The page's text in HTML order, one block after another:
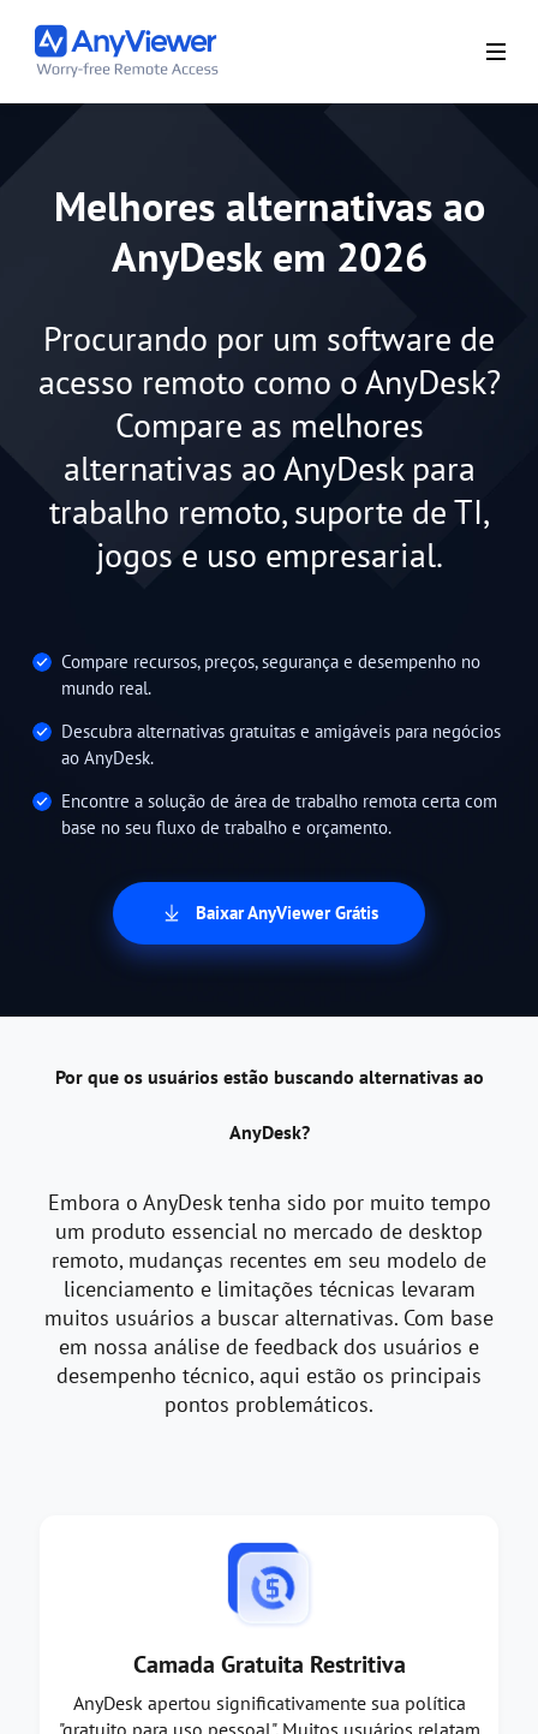
Melhores alternativas ao
AnyDesk em 2026
Procurando por um software de
acesso remoto como o AnyDesk?
Compare as melhores
alternativas ao AnyDesk para
trabalho remoto, suporte de TI,
jogos e uso empresarial.
Compare recursos, preços, segurança e desempenho no
mundo real.
Descubra alternativas gratuitas e amigáveis para negócios
ao AnyDesk.
Encontre a solução de área de trabalho remota certa com
base no seu fluxo de trabalho e orçamento.
Baixar AnyViewer Grátis
Por que os usuários estão buscando alternativas ao
AnyDesk?
Embora o AnyDesk tenha sido por muito tempo
um produto essencial no mercado de desktop
remoto, mudanças recentes em seu modelo de
licenciamento e limitações técnicas levaram
muitos usuários a buscar alternativas. Com base
em nossa análise de feedback dos usuários e
desempenho técnico, aqui estão os principais
pontos problemáticos.
Camada Gratuita Restritiva
AnyDesk apertou significativamente sua política
"gratuito para uso pessoal". Muitos usuários relatam